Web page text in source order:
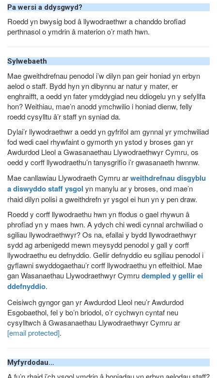
Pa wersi a ddysgwyd?
Roedd yn bwysig bod â llywodraethwr a chanddo brofiad
perthnasol o ymdrin â materion o’r math hwn.
Sylwebaeth
Mae gweithdrefnau penodol i’w dilyn pan geir honiad yn erbyn
aelod o staff. Bydd hyn yn dibynnu ar natur y mater, er
enghraifft, a oedd yn fater ymddygiad neu ddiogelu yn y sefyllfa
hon? Weithiau, mae’n anodd ymchwilio i honiad dienw, felly
roedd cysylltu â’r staff yn syniad da.
Dylai’r llywodraethwr a oedd yn gyfrifol am gynnal yr ymchwiliad
fod wedi cael rhywfaint o gymorth yn ystod y broses gan yr
Awdurdod Lleol a Gwasanaethau Llywodraethwyr Cymru, os
oedd y corff llywodraethu’n tanysgrifio i’r gwasanaeth hwnnw.
Mae canllawiau Llywodraeth Cymru arweithdrefnau disgyblu
a diswyddo staff ysgol yn manylu ar y broses, ond mae’n
rhaid dilyn polisi a gweithdrefn yr ysgol ei hun yn y pen draw.
Roedd y corff llywodraethu hwn yn ffodus o gael rhywun â
phrofiad yn y maes hwn. A ydych chi wedi cynnal archwiliad o
sgiliau llywodraethwyr? Os na, efallai y bydd llywodraethwyr
sydd ag arbenigedd mewn meysydd penodol y gall y corff
llywodraethu eu defnyddio. Gellir defnyddio eu sgiliau penodol i
gyflawni swyddogaethau’r corff llywodraethu yn effeithiol. Mae
gan Wasanaethau Llywodraethwyr Cymrudempled y gellir ei
ddefnyddio.
Ceisiwch gyngor gan yr Awdurdod Lleol neu’r Awdurdod
Esgobaethol, fel y bo’n briodol, o’r cychwyn cyntaf neu
cysylltwch â Gwasanaethau Llywodraethwyr Cymru ar
[email protected].
Myfyrdodau…